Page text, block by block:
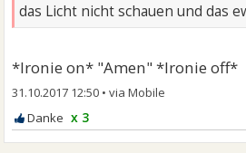
das Licht nicht schauen und das
*Ironie on* "Amen" *Ironie off*
31.10.2017 12:50 •
x 3